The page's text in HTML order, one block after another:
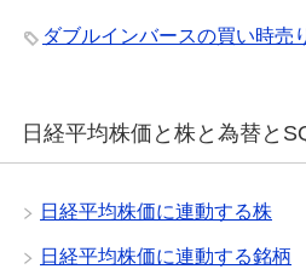
ダブルインバースの買い時売
日経平均株価と株と為替と
日経平均株価に連動する株
日経平均株価に連動する銘柄